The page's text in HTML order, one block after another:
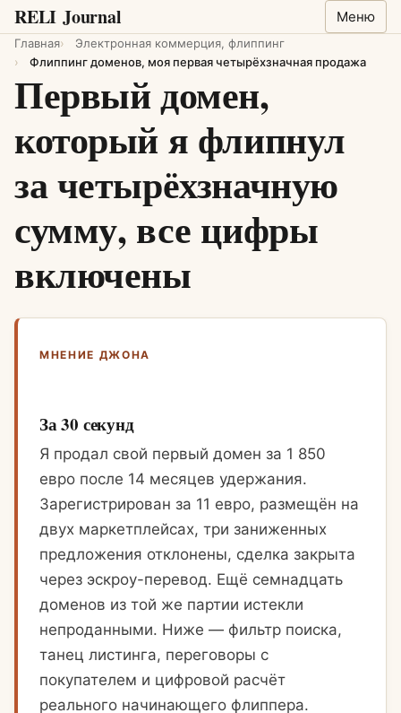
RELI Journal Меню
Главная
Электронная коммерция, флиппинг
Флиппинг доменов, моя первая четырёхзначная продажа
Первый домен,
который я флипнул
за четырёхзначную
сумму, все цифры
включены
МНЕНИЕ ДЖОНА
За 30 секунд
Я продал свой первый домен за 1 850
евро после 14 месяцев удержания.
Зарегистрирован за 11 евро, размещён на
двух маркетплейсах, три заниженных
предложения отклонены, сделка закрыта
через эскроу-перевод. Ещё семнадцать
доменов из той же партии истекли
непроданными. Ниже — фильтр поиска,
танец листинга, переговоры с
покупателем и цифровой расчёт
реального начинающего флиппера.